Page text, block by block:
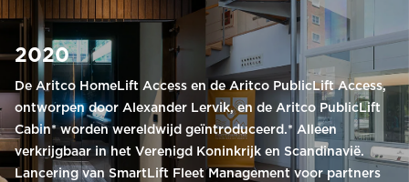
2020
De Aritco HomeLift Access en de Aritco PublicLift Access,
ontworpen door Alexander Lervik, en de Aritco PublicLift
Cabin* worden wereldwijd geïntroduceerd.* Alleen
verkrijgbaar in het Verenigd Koninkrijk en Scandinavië.
Lancering van SmartLift Fleet Management voor partners